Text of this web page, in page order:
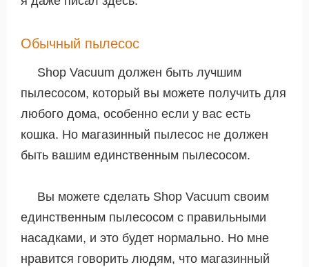
Обычный пылесос
Shop Vacuum должен быть лучшим
пылесосом, который вы можете получить для
любого дома, особенно если у вас есть
кошка. Но магазинный пылесос не должен
быть вашим единственным пылесосом.
Вы можете сделать Shop Vacuum своим
единственным пылесосом с правильными
насадками, и это будет нормально. Но мне
нравится говорить людям, что магазинный